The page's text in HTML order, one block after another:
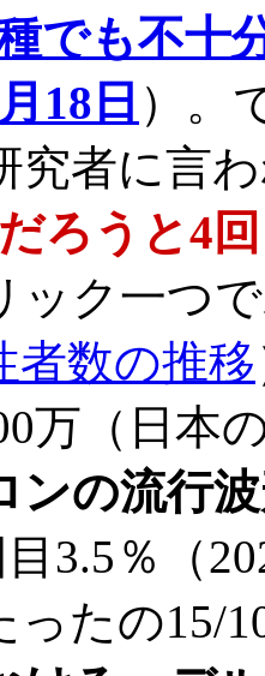
でも不
18日 ）。
究者に言
ろうと4
ック一つ
者数の推移
万（日本
ンの流行
3.5％（
ったの15/